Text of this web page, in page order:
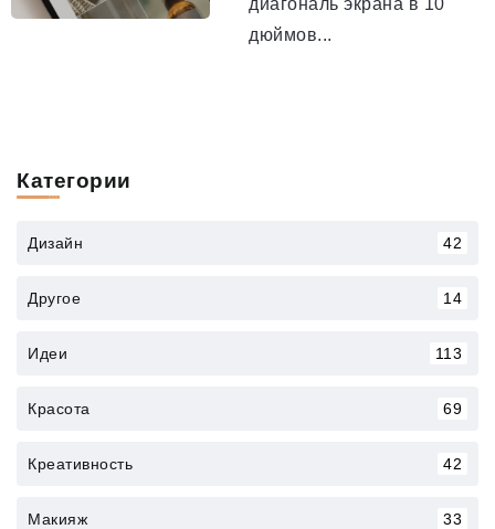
дюймов...
Категории
Дизайн 42
Другое 14
Идеи 113
Красота 69
Креативность 42
Макияж 33